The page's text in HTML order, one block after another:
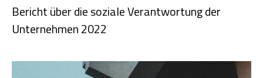
Bericht über die soziale Verantwortung der
Unternehmen 2022